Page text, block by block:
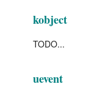
kobject
TODO...
uevent